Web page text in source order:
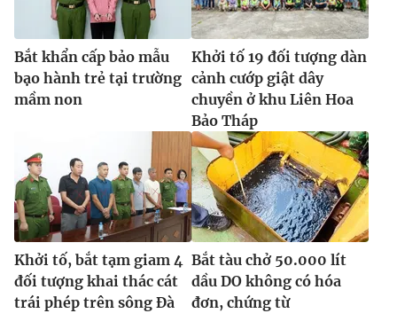
Bắt khẩn cấp bảo mẫu
bạo hành trẻ tại trường
mầm non
Khởi tố 19 đối tượng dàn
cảnh cướp giật dây
chuyền ở khu Liên Hoa
Bảo Tháp
Khởi tố, bắt tạm giam 4
đối tượng khai thác cát
trái phép trên sông Đà
Bắt tàu chở 50.000 lít
dầu DO không có hóa
đơn, chứng từ